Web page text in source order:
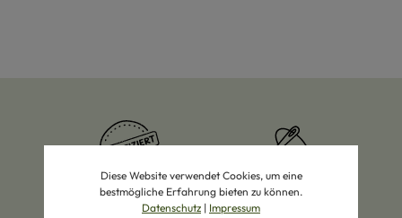
Zertifizierte ProdukteEigene Manufakturen
Diese Website verwendet Cookies, um eine
bestmögliche Erfahrung bieten zu können.
Datenschutz | Impressum